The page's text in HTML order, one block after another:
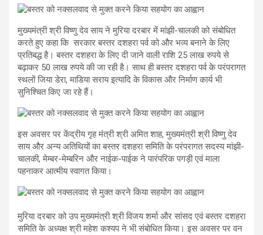
मुख्यमंत्री श्री विष्णु देव साय ने मुरिया दरबार में मांझी-चालकी को संबोधित
करते हुए कहा कि सरकार बस्तर दशहरा पर्व को और भव्य बनाने के लिए
प्रतिबद्ध है। बस्तर दशहरा के लिए दी जाने वाली राशि 25 लाख रुपये से
बढ़ाकर 50 लाख रुपये की जा रही है। साथ ही बस्तर दशहरा पर्व के परंपरागत
स्थलों जिया डेरा, माडिया सराय इत्यादि के विकास और निर्माण कार्य भी
सुनिश्चित किए जा रहे हैं।
इस अवसर पर केंद्रीय गृह मंत्री श्री अमित शाह, मुख्यमंत्री श्री विष्णु देव
साय और अन्य अतिथियों का बस्तर दशहरा समिति के परंपरागत सदस्य मांझी-
चालकी, मेम्बर-मेम्बरिन और नाईक-पाईक ने पारंपरिक पगड़ी एवं माला
पहनाकर आत्मीय स्वागत किया।
मुरिया दरबार को उप मुख्यमंत्री श्री विजय शर्मा और सांसद एवं बस्तर दशहरा
समिति के अध्यक्ष श्री महेश कश्यप ने भी संबोधित किया। इस अवसर पर वन